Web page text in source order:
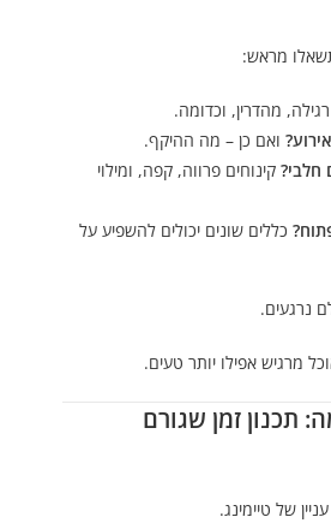
מראש:
רגילה, מהדרין, וכדומה.
ואם כן – מה ההיקף.
חלבי? קינוחים פרווה, קפה, ומילוי
כללים שונים יכולים להשפיע על
נרגעים.
מרגיש אפילו יותר טעים.
תכנון זמן שגורם
של טיימינג.